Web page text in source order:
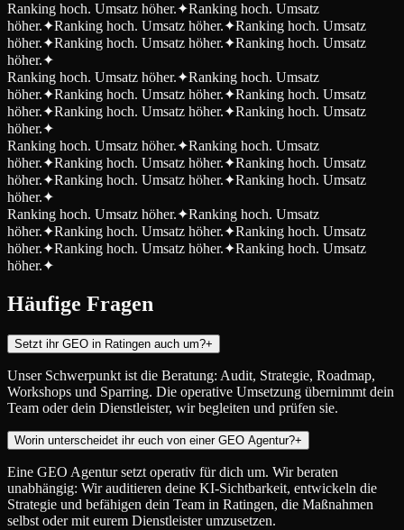
Ranking hoch. Umsatz höher.✦Ranking hoch. Umsatz
höher.✦Ranking hoch. Umsatz höher.✦Ranking hoch. Umsatz
höher.✦Ranking hoch. Umsatz höher.✦Ranking hoch. Umsatz
höher.✦
Ranking hoch. Umsatz höher.✦Ranking hoch. Umsatz
höher.✦Ranking hoch. Umsatz höher.✦Ranking hoch. Umsatz
höher.✦Ranking hoch. Umsatz höher.✦Ranking hoch. Umsatz
höher.✦
Ranking hoch. Umsatz höher.✦Ranking hoch. Umsatz
höher.✦Ranking hoch. Umsatz höher.✦Ranking hoch. Umsatz
höher.✦Ranking hoch. Umsatz höher.✦Ranking hoch. Umsatz
höher.✦
Ranking hoch. Umsatz höher.✦Ranking hoch. Umsatz
höher.✦Ranking hoch. Umsatz höher.✦Ranking hoch. Umsatz
höher.✦Ranking hoch. Umsatz höher.✦Ranking hoch. Umsatz
höher.✦
Häufige Fragen
Setzt ihr GEO in Ratingen auch um?+
Unser Schwerpunkt ist die Beratung: Audit, Strategie, Roadmap,
Workshops und Sparring. Die operative Umsetzung übernimmt dein
Team oder dein Dienstleister, wir begleiten und prüfen sie.
Worin unterscheidet ihr euch von einer GEO Agentur?+
Eine GEO Agentur setzt operativ für dich um. Wir beraten
unabhängig: Wir auditieren deine KI-Sichtbarkeit, entwickeln die
Strategie und befähigen dein Team in Ratingen, die Maßnahmen
selbst oder mit eurem Dienstleister umzusetzen.